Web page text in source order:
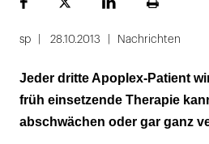
FacebookPlattformLinekdInSeite
sp 28.10.2013 Nachrichten
Jeder dritte Apoplex-Patient
früh einsetzende Therapie
abschwächen oder gar ganz